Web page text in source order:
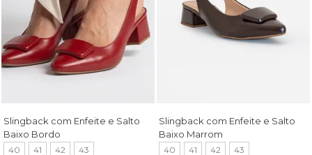
Slingback com Enfeite e Salto
Baixo Bordo
40 41 42 43
Slingback com Enfeite e Salto
Baixo Marrom
40 41 42 43